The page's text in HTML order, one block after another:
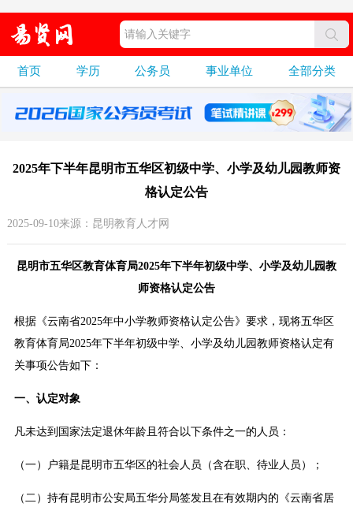
首页 学历 公务员 事业单位 全部分类
2025年下半年昆明市五华区初级中学、小学及幼儿园教师资
格认定公告
2025-09-10来源：昆明教育人才网
昆明市五华区教育体育局2025年下半年初级中学、小学及幼儿园教
师资格认定公告
根据《云南省2025年中小学教师资格认定公告》要求，现将五华区
教育体育局2025年下半年初级中学、小学及幼儿园教师资格认定有
关事项公告如下：
一、认定对象
凡未达到国家法定退休年龄且符合以下条件之一的人员：
（一）户籍是昆明市五华区的社会人员（含在职、待业人员）；
（二）持有昆明市公安局五华分局签发且在有效期内的《云南省居